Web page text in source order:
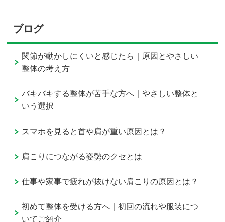
ブログ
関節が動かしにくいと感じたら｜原因とやさしい
整体の考え方
バキバキする整体が苦手な方へ｜やさしい整体と
いう選択
スマホを見ると首や肩が重い原因とは？
肩こりにつながる姿勢のクセとは
仕事や家事で疲れが抜けない肩こりの原因とは？
初めて整体を受ける方へ｜初回の流れや服装につ
いてご紹介